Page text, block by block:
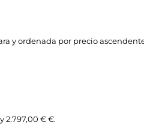
y ordenada por precio
2.797,00 € €.